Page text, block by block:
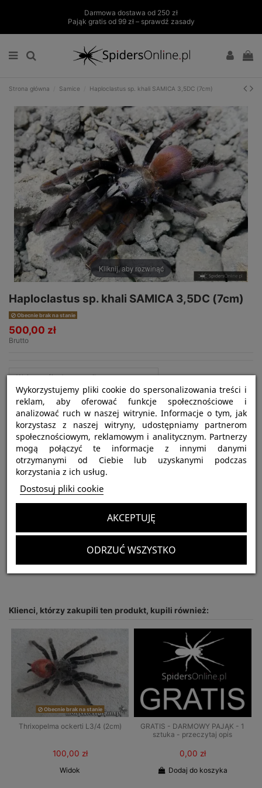
Darmowa dostawa od 250 zł
Pająk gratis od 99 zł – sprawdź zasady
Strona główna Samice Haploclastus sp. khali SAMICA 3,5DC (7cm)
Kliknij, aby rozwinąć
Haploclastus sp. khali SAMICA 3,5DC (7cm)
Obecnie brak na stanie
500,00 zł
Brutto
Najważniejsze informacje:
Nazwa gatunku:
Haploclastus sp. khali
zaawansowanych hodowców
Optymalny rozmiar terrarium:
25x25x30
nie podlega
Klienci, którzy zakupili ten produkt, kupili również:
Obecnie brak na stanie
Thrixopelma ockerti L3/4 (2cm)
100,00 zł
Widok
GRATIS - DARMOWY PAJĄK - 1
sztuka - przeczytaj opis
0,00 zł
Dodaj do koszyka
Wykorzystujemy pliki cookie do spersonalizowania treści i
reklam, aby oferować funkcje społecznościowe i
analizować ruch w naszej witrynie. Informacje o tym, jak
korzystasz z naszej witryny, udostępniamy partnerom
społecznościowym, reklamowym i analitycznym. Partnerzy
mogą połączyć te informacje z innymi danymi
otrzymanymi od Ciebie lub uzyskanymi podczas
korzystania z ich usług.
Dostosuj pliki cookie
ODRZUĆ WSZYSTKO
AKCEPTUJĘ